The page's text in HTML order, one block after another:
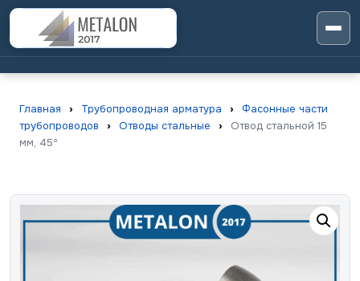
Главная › Трубопроводная арматура ›
Фасонные части
трубопроводов
› Отводы стальные ›
Отвод стальной 15
мм, 45º